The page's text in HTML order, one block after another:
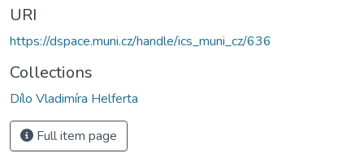
URI
https://dspace.muni.cz/handle/ics_muni_cz/636
Collections
Dílo Vladimíra Helferta
Full item page